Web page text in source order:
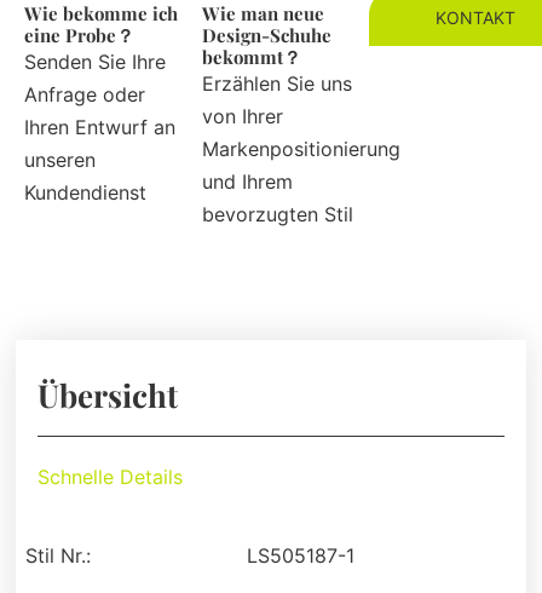
Wie bekomme ich
eine Probe？
Senden Sie Ihre
Anfrage oder
Ihren Entwurf an
unseren
Kundendienst
Wie man neue
Design-Schuhe
bekommt？
Erzählen Sie uns
von Ihrer
Markenpositionierung
und Ihrem
bevorzugten Stil
KONTAKT
Übersicht
Schnelle Details
Stil Nr.: LS505187-1